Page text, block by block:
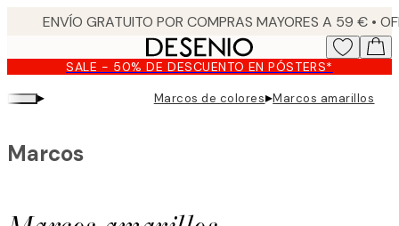
content.SALE - 50% DE DESCUENTO EN PÓSTERS*
▸ Marcos de colores▸Marcos amarillos
Marcos